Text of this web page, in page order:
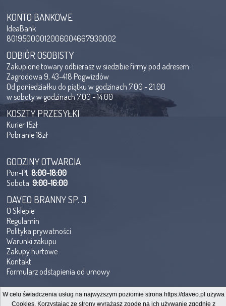
KONTO BANKOWE
IdeaBank
80195000012006004667930002
ODBIÓR OSOBISTY
Zakupione towary odbierasz w siedzibie firmy pod adresem:
Zagrodowa 9, 43-418 Pogwizdów
Od poniedziałku do piątku w godzinach 7.00 - 21.00
w soboty w godzinach 7.00 - 14.00
KOSZTY PRZESYŁKI
Kurier 15zł
Pobranie 18zł
GODZINY OTWARCIA
Pon-Pt8:00-18:00
Sobota9:00-16:00
DAVEO BRANNY SP. J.
O Sklepie
Regulamin
Polityka prywatności
Warunki zakupu
Zakupy hurtowe
Kontakt
Formularz odstąpienia od umowy
Copyright@QShop.com.pl 2005 - 2019 - All rights reserved.
W celu świadczenia usług na najwyższym poziomie strona https://daveo.pl używa
Cookies. Korzystając ze strony wyrażasz zgodę na ich używanie zgodnie z